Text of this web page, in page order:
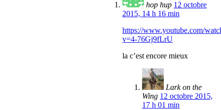
hop hup 12 octobre
2015, 14 h 16 min
https://www.youtube.com/
v=4-76Gj9fLrU
la c’est encore mieux
Lark on the
Wing 12 octobre 2015,
17 h 01 min